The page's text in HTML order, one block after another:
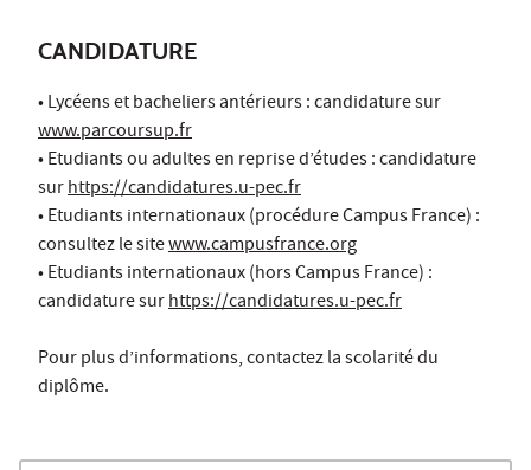
CANDIDATURE
• Lycéens et bacheliers antérieurs : candidature sur
www.parcoursup.fr
• Etudiants ou adultes en reprise d’études : candidature
surhttps://candidatures.u-pec.fr
• Etudiants internationaux (procédure Campus France) :
consultez le sitewww.campusfrance.org
• Etudiants internationaux (hors Campus France) :
candidature surhttps://candidatures.u-pec.fr
Pour plus d’informations, contactez la scolarité du
diplôme.